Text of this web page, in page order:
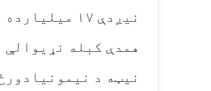
نیږدې ۱۷
نیټه د